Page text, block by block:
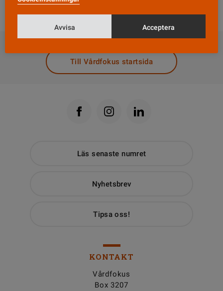
verkligheten.
Till Vårdfokus startsida
Läs senaste numret
Nyhetsbrev
Tipsa oss!
KONTAKT
Vårdfokus
Box 3207
Avvisa Acceptera